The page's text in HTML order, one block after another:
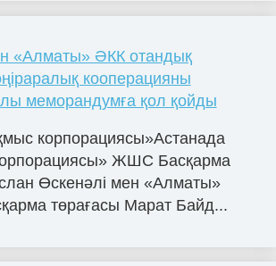
«Алматы» ӘКК отандық
кооперацияны
меморандумға қол қойды
корпорациясы»Астанада
ЖШС Басқарма
Өскенәлі мен «Алматы»
төрағасы Марат Байд...